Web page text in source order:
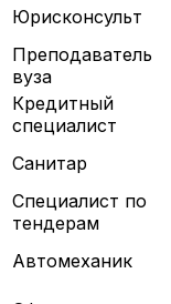
Юрисконсульт
Преподаватель
вуза
Кредитный
специалист
Санитар
Специалист по
тендерам
Автомеханик